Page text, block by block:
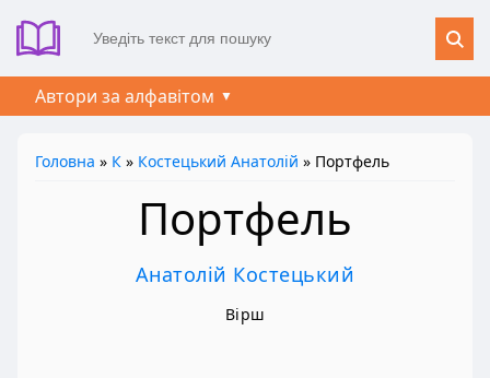
Автори за алфавітом
Головна » К » Костецький Анатолій » Портфель
Портфель
Анатолій Костецький
Вірш